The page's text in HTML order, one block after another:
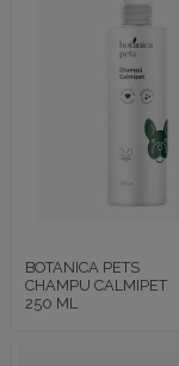
BOTANICA PETS
CHAMPU CALMIPET
250 ML